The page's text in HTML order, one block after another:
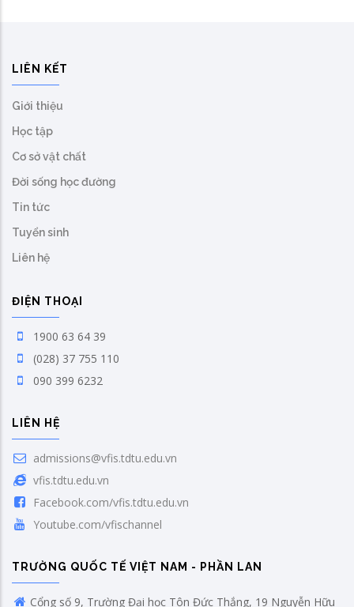
LIÊN KẾT
Giới thiệu
Học tập
Cơ sở vật chất
Đời sống học đường
Tin tức
Tuyển sinh
Liên hệ
ĐIỆN THOẠI
1900 63 64 39
(028) 37 755 110
090 399 6232
LIÊN HỆ
admissions@vfis.tdtu.edu.vn
vfis.tdtu.edu.vn
Facebook.com/vfis.tdtu.edu.vn
Youtube.com/vfischannel
TRƯỜNG QUỐC TẾ VIỆT NAM - PHẦN LAN
Cổng số 9, Trường Đại học Tôn Đức Thắng, 19 Nguyễn Hữu